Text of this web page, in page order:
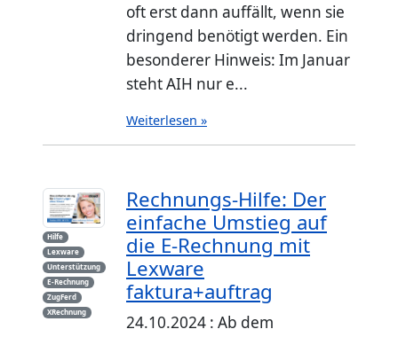
oft erst dann auffällt, wenn sie
dringend benötigt werden. Ein
besonderer Hinweis: Im Januar
steht AIH nur e...
Weiterlesen »
Hilfe
Lexware
Unterstützung
E-Rechnung
ZugFerd
XRechnung
Rechnungs-Hilfe: Der
einfache Umstieg auf
die E-Rechnung mit
Lexware
faktura+auftrag
24.10.2024 : Ab dem